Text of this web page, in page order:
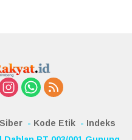
Kode Etik
Indeks